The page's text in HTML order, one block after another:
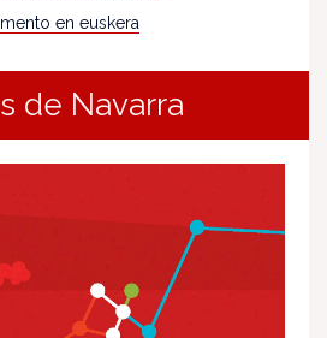
en euskera
de Navarra